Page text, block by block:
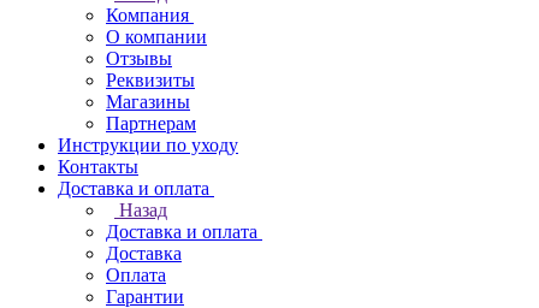
Компания
О компании
Отзывы
Реквизиты
Магазины
Партнерам
Инструкции по уходу
Контакты
Доставка и оплата
Назад
Доставка и оплата
Доставка
Оплата
Гарантии